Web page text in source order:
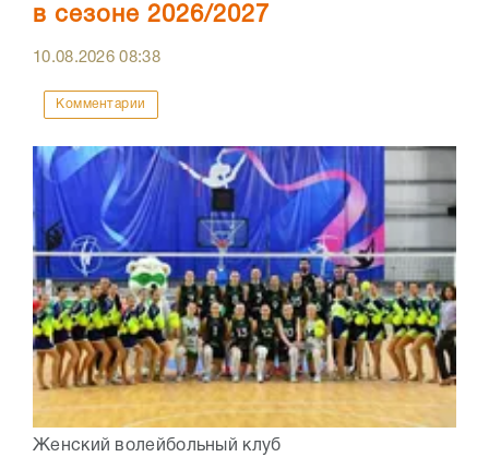
в сезоне 2026/2027
10.08.202608:38
Комментарии
Женский волейбольный клуб